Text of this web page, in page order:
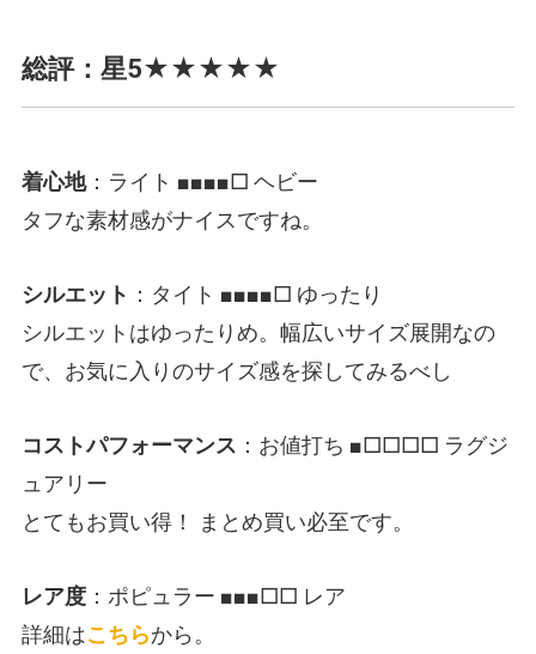
総評：星5★★★★★
着心地：ライト ■■■■□ ヘビー
タフな素材感がナイスですね。
シルエット ：タイト ■■■■□ ゆったり
シルエットはゆったりめ。幅広いサイズ展開なの
で、お気に入りのサイズ感を探してみるべし
コストパフォーマンス ：お値打ち ■□□□□ ラグジ
ュアリー
とてもお買い得！ まとめ買い必至です。
レア度 ：ポピュラー ■■■□□ レア
詳細はこちらから。